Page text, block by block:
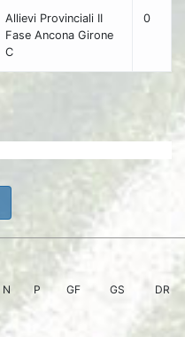
Allievi Provinciali II
Fase Ancona Girone
C
0
N P GF GS DR